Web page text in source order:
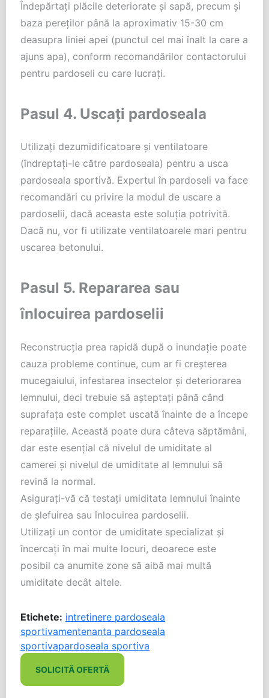
Îndepărtați plăcile deteriorate și sapă, precum și
baza pereților până la aproximativ 15-30 cm
deasupra liniei apei (punctul cel mai înalt la care a
ajuns apa), conform recomandărilor contactorului
pentru pardoseli cu care lucrați.
Pasul 4. Uscați pardoseala
Utilizați dezumidificatoare și ventilatoare
(îndreptați-le către pardoseala) pentru a usca
pardoseala sportivă. Expertul în pardoseli va face
recomandări cu privire la modul de uscare a
pardoselii, dacă aceasta este soluția potrivită.
Dacă nu, vor fi utilizate ventilatoarele mari pentru
uscarea betonului.
Pasul 5. Repararea sau
înlocuirea pardoselii
Reconstrucția prea rapidă după o inundație poate
cauza probleme continue, cum ar fi creșterea
mucegaiului, infestarea insectelor și deteriorarea
lemnului, deci trebuie să așteptați până când
suprafața este complet uscată înainte de a începe
reparațiile. Această poate dura câteva săptămâni,
dar este esențial că nivelul de umiditate al
camerei și nivelul de umiditate al lemnului să
revină la normal.
Asigurați-vă că testați umiditata lemnului înainte
de șlefuirea sau înlocuirea pardoselii.
Utilizați un contor de umiditate specializat și
încercați în mai multe locuri, deoarece este
posibil ca anumite zone să aibă mai multă
umiditate decât altele.
Etichete: intretinere pardoseala
sportivamentenanta pardoseala
sportivapardoseala sportiva
SOLICITĂ OFERTĂ